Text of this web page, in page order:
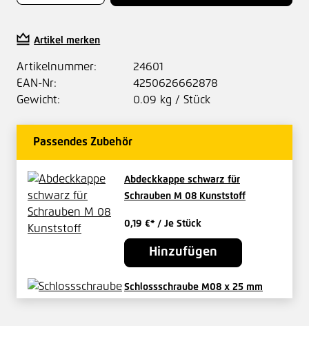
Artikel merken
Artikelnummer:
24601
EAN-Nr:
4250626662878
Gewicht:
0.09 kg / Stück
Passendes Zubehör
Abdeckkappe schwarz für
Schrauben M 08 Kunststoff
0,19 €* / Je Stück
Hinzufügen
Schlossschraube M08 x 25 mm